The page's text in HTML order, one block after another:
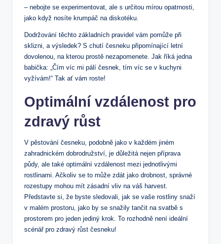
– nebojte se experimentovat, ale s určitou mírou opatrnosti,
jako když nosíte krumpáč na diskotéku.
Dodržování těchto základních pravidel vám pomůže při
sklizni, a výsledek? S chutí česneku připomínající letní
dovolenou, na kterou prostě nezapomenete. Jak říká jedna
babička: „Čím víc mi pálí česnek, tím víc se v kuchyni
vyžívám!“ Tak ať vám roste!
Optimální vzdálenost pro
zdravý růst
V pěstování česneku, podobně jako v každém jiném
zahradnickém dobrodružství, je důležitá nejen příprava
půdy, ale také optimální vzdálenost mezi jednotlivými
rostlinami. Ačkoliv se to může zdát jako drobnost, správné
rozestupy mohou mít zásadní vliv na váš harvest.
Představte si, že byste sledovali, jak se vaše rostliny snaží
v malém prostoru, jako by se snažily tančit na svatbě s
prostorem pro jeden jediný krok. To rozhodně není ideální
scénář pro zdravý růst česneku!